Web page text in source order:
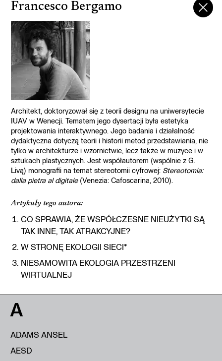
Francesco Bergamo
Architekt, doktoryzował się z teorii designu na uniwersytecie
IUAV w Wenecji. Tematem jego dysertacji była estetyka
projektowania interaktywnego. Jego badania i działalność
dydaktyczna dotyczą teorii i historii metod przedstawiania, nie
tylko w architekturze i wzornictwie, lecz także w muzyce i w
sztukach plastycznych. Jest współautorem (wspólnie z G.
Livą) monografii na temat stereotomii cyfrowej: Stereotomia:
dalla pietra al digitale(Venezia: Cafoscarina, 2010).
Artykuły tego autora:
CO SPRAWIA, ŻE WSPÓŁCZESNE NIEUŻYTKI SĄ
TAK INNE, TAK ATRAKCYJNE?
W STRONĘ EKOLOGII SIECI*
NIESAMOWITA EKOLOGIA PRZESTRZENI
WIRTUALNEJ
A
ADAMS ANSEL
AESD